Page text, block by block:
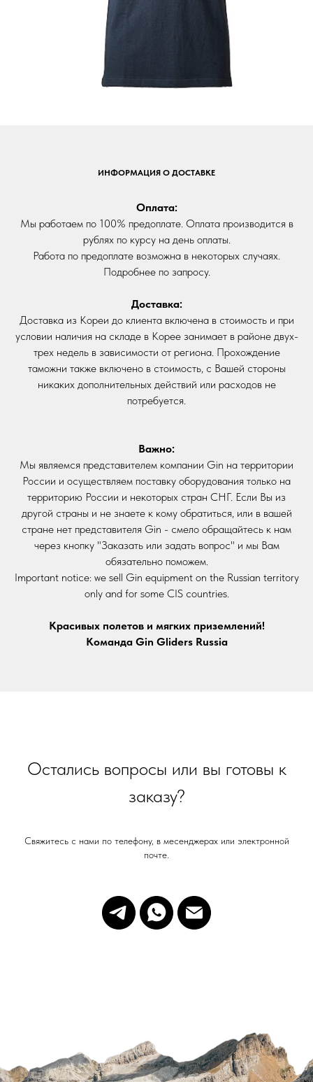
ИНФОРМАЦИЯ О ДОСТАВКЕ
Оплата:
Мы работаем по 100% предоплате. Оплата производится в
рублях по курсу на день оплаты.
Работа по предоплате возможна в некоторых случаях.
Подробнее по запросу.
Доставка:
Доставка из Кореи до клиента включена в стоимость и при
условии наличия на складе в Корее занимает в районе двух-
трех недель в зависимости от региона. Прохождение
таможни также включено в стоимость, с Вашей стороны
никаких дополнительных действий или расходов не
потребуется.
Важно:
Мы являемся представителем компании Gin на территории
России и осуществляем поставку оборудования только на
территорию России и некоторых стран СНГ. Если Вы из
другой страны и не знаете к кому обратиться, или в вашей
стране нет представителя Gin - смело обращайтесь к нам
через кнопку "Заказать или задать вопрос" и мы Вам
обязательно поможем.
Important notice: we sell Gin equipment on the Russian territory
only and for some CIS countries.
Красивых полетов и мягких приземлений!
Команда Gin Gliders Russia
Остались вопросы или вы готовы к
заказу?
Свяжитесь с нами по телефону, в месенджерах или электронной
почте.
КОМПАНИЯ
Новости и анонсы
КАТАЛОГ GIN
СВЯЗАТЬСЯ С НАМИ
Мотопарапланы